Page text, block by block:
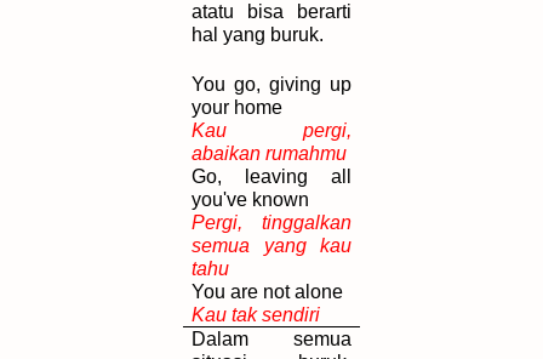
atatu bisa berarti
hal yang buruk.
You go, giving up
your home
Kau pergi,
abaikan rumahmu
Go, leaving all
you've known
Pergi, tinggalkan
semua yang kau
tahu
You are not alone
Kau tak sendiri
Dalam semua